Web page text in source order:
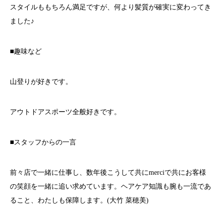
スタイルももちろん満足ですが、何より髪質が確実に変わってき
ました♪
■趣味など
山登りが好きです。
アウトドアスポーツ全般好きです。
■スタッフからの一言
前々店で一緒に仕事し、数年後こうして共にmerciで共にお客様
の笑顔を一緒に追い求めています。ヘアケア知識も腕も一流であ
ること、わたしも保障します。(大竹 菜穂美)